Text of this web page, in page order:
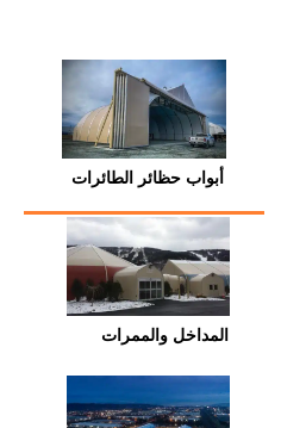
أبواب حظائر الطائرات
المداخل والممرات